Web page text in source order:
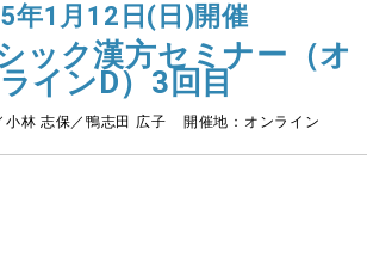
年1月12日(日)開催
ック漢方セミナー（オ
インD）3回目
小林 志保／鴨志田 広子 開催地：オンライン